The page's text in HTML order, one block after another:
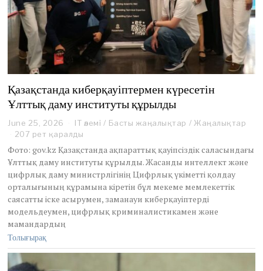
Қазақстанда киберқауіптермен күресетін
Ұлттық даму институты құрылды
June 25, 2026
u
e
2
5
,
2
2
6
IT әлемі / Басты жаңалықтар / Жаңалықтар
207 рет қаралды
Фото: gov.kz Қазақстанда ақпараттық қауіпсіздік саласындағы
Ұлттық даму институты құрылды. Жасанды интеллект және
цифрлық даму министрлігінің Цифрлық үкіметті қолдау
орталығының құрамына кіретін бұл мекеме мемлекеттік
саясатты іске асырумен, заманауи киберқауіптерді
модельдеумен, цифрлық криминалистикамен және
мамандардың
Толығырақ